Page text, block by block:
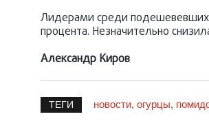
Лидерами среди подешевевших
процента. Незначительно
Александр Киров
ТЕГИ новости, огурцы,